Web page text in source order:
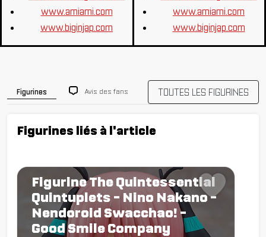
www.amiami.com
www.biginjap.com
www.amiami.com
www.biginjap.com
Figurines Avis des fans TOUTES LES FIGURINES
Figurines liés à l'article
Figurine The Quintessential
Quintuplets - Nino Nakano -
Nendoroid Swacchao! -
Good Smile Company